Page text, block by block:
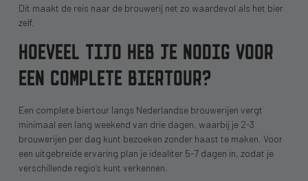
Dit maakt de reis naar de brouwerij net zo waardevol als het bier
zelf.
HOEVEEL TIJD HEB JE NODIG VOOR
EEN COMPLETE BIERTOUR?
Een complete biertour langs Nederlandse brouwerijen vergt
minimaal een lang weekend van drie dagen, waarbij je 2-3
brouwerijen per dag kunt bezoeken zonder haast te maken. Voor
een uitgebreide ervaring plan je idealiter 5-7 dagen in, zodat je
verschillende regio’s kunt verkennen.